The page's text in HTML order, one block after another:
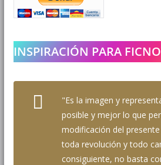
INSPIRACIÓN PARA
"Es la imagen y
posible y mejor lo que
modificación del
toda revolución y todo
consiguiente, no basta